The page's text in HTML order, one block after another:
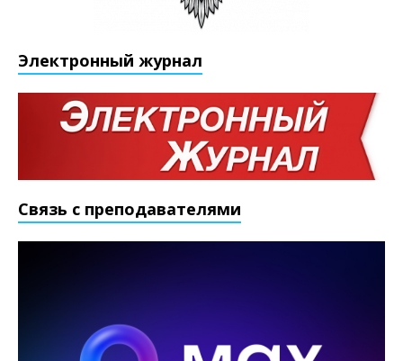
Электронный журнал
Связь с преподавателями